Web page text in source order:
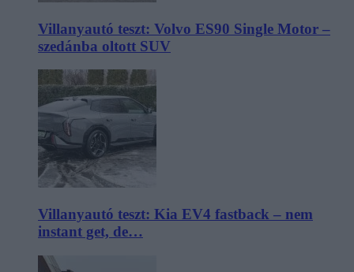
Villanyautó teszt: Volvo ES90 Single Motor –
szedánba oltott SUV
Villanyautó teszt: Kia EV4 fastback – nem
instant get, de…